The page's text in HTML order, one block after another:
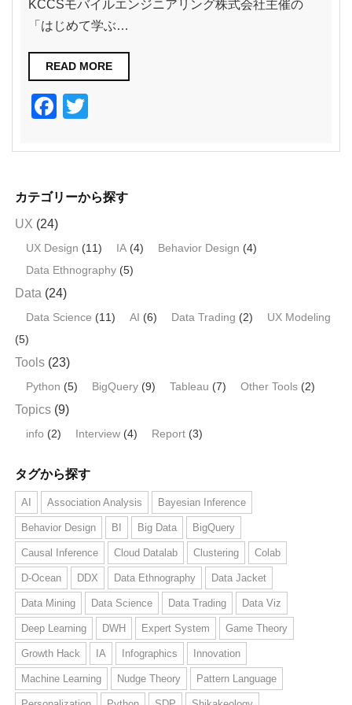
KCCSモバイルエンジニアリング株式会社主催の
「はじめて学ぶ…
READ MORE
F
c
b
o
o
k
tt
カテゴリーから探す
UX (24)
UX Design (11) IA (4) Behavior Design (4)
Data Ethnography (5)
Data (24)
Data Science (11) AI (6) Data Trading (2)
UX Modeling
(5)
Tools (23)
Python (5) BigQuery (9) Tableau (7) Other Tools (2)
Topics (9)
info (2) Interview (4) Report (3)
タグから探す
AI Association Analysis Bayesian Inference
Behavior Design BI Big Data BigQuery
Causal Inference Cloud Datalab Clustering Colab
D-Ocean DDX Data Ethnography Data Jacket
Data Mining Data Science Data Trading Data Viz
Deep Learning DWH Expert System Game Theory
Growth Hack IA Infographics Innovation
Machine Learning Nudge Theory Pattern Language